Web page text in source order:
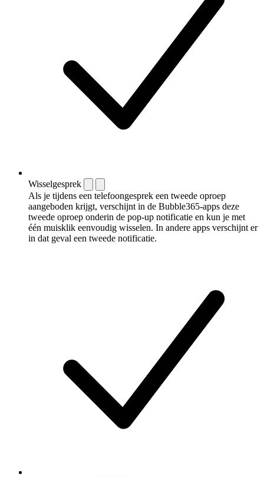
Wisselgesprek
Als je tijdens een telefoongesprek een tweede oproep
aangeboden krijgt, verschijnt in de Bubble365-apps deze
tweede oproep onderin de pop-up notificatie en kun je met
één muisklik eenvoudig wisselen. In andere apps verschijnt er
in dat geval een tweede notificatie.